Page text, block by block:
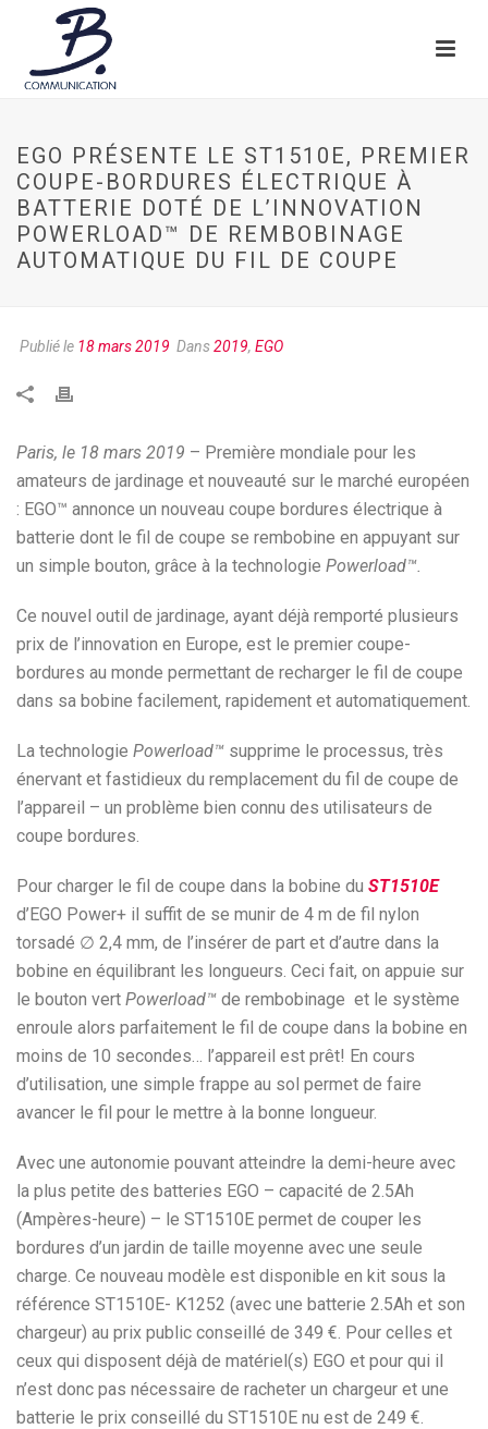
EGO PRÉSENTE LE ST1510E, PREMIER
COUPE-BORDURES ÉLECTRIQUE À
BATTERIE DOTÉ DE L’INNOVATION
POWERLOAD™ DE REMBOBINAGE
AUTOMATIQUE DU FIL DE COUPE
Publié le 18 mars 2019 Dans2019, EGO
Paris, le 18 mars 2019 – Première mondiale pour les
amateurs de jardinage et nouveauté sur le marché européen
: EGO™ annonce un nouveau coupe bordures électrique à
batterie dont le fil de coupe se rembobine en appuyant sur
un simple bouton, grâce à la technologie Powerload™.
Ce nouvel outil de jardinage, ayant déjà remporté plusieurs
prix de l’innovation en Europe, est le premier coupe-
bordures au monde permettant de recharger le fil de coupe
dans sa bobine facilement, rapidement et automatiquement.
La technologie Powerload™ supprime le processus, très
énervant et fastidieux du remplacement du fil de coupe de
l’appareil – un problème bien connu des utilisateurs de
coupe bordures.
Pour charger le fil de coupe dans la bobine du ST1510E
d’EGO Power+ il suffit de se munir de 4 m de fil nylon
torsadé ∅ 2,4 mm, de l’insérer de part et d’autre dans la
bobine en équilibrant les longueurs. Ceci fait, on appuie sur
le bouton vert Powerload™ de rembobinage et le système
enroule alors parfaitement le fil de coupe dans la bobine en
moins de 10 secondes… l’appareil est prêt! En cours
d’utilisation, une simple frappe au sol permet de faire
avancer le fil pour le mettre à la bonne longueur.
Avec une autonomie pouvant atteindre la demi-heure avec
la plus petite des batteries EGO – capacité de 2.5Ah
(Ampères-heure) – le ST1510E permet de couper les
bordures d’un jardin de taille moyenne avec une seule
charge. Ce nouveau modèle est disponible en kit sous la
référence ST1510E- K1252 (avec une batterie 2.5Ah et son
chargeur) au prix public conseillé de 349 €. Pour celles et
ceux qui disposent déjà de matériel(s) EGO et pour qui il
n’est donc pas nécessaire de racheter un chargeur et une
batterie le prix conseillé du ST1510E nu est de 249 €.